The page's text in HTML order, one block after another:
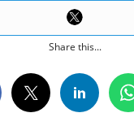
Share this...